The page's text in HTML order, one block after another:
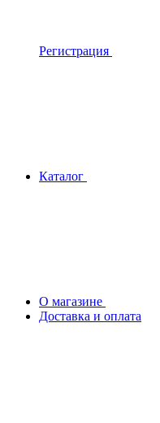
Регистрация
Каталог
О магазине
Доставка и оплата